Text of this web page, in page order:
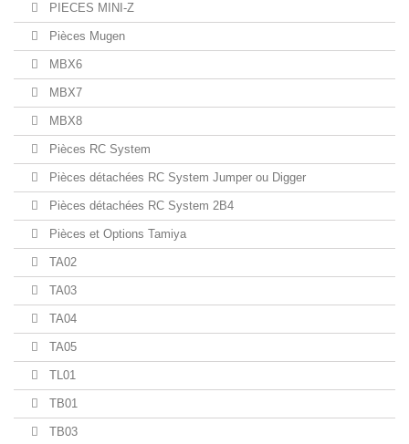
PIECES MINI-Z
Pièces Mugen
MBX6
MBX7
MBX8
Pièces RC System
Pièces détachées RC System Jumper ou Digger
Pièces détachées RC System 2B4
Pièces et Options Tamiya
TA02
TA03
TA04
TA05
TL01
TB01
TB03